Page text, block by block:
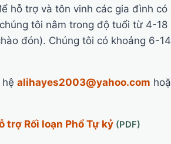
hỗ trợ và tôn vinh các gia đình có
tôi nằm trong độ tuổi từ 4-
đón). Chúng tôi có khoảng 6-
alihayes2003@yahoo.com
trợ Rối loạn Phổ Tự kỷ